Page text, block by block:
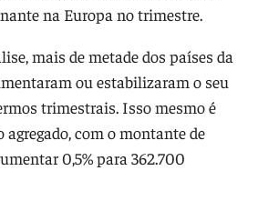
na Europa no trimestre.
mais de metade dos países da
ou estabilizaram o seu
trimestrais. Isso mesmo é
com o montante de
0,5% para 362.700